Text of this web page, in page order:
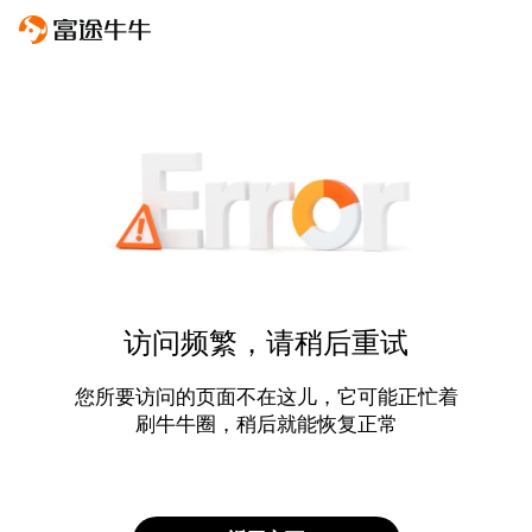
访问频繁，请稍后重试
您所要访问的页面不在这儿，它可能正忙着
刷牛牛圈，稍后就能恢复正常